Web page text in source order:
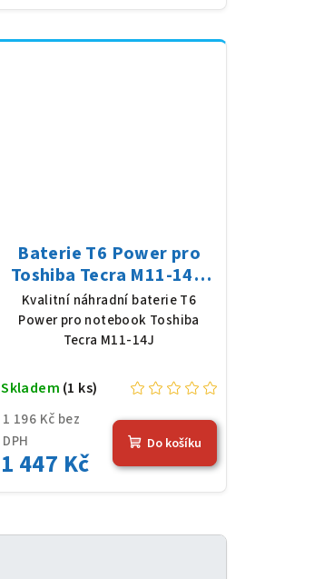
Baterie T6 Power pro
Toshiba Tecra M11-14J,
Li-Ion, 10,8 V, 5200 mAh
(56 Wh), černá
Kvalitní náhradní baterie T6
Power pro notebook Toshiba
Tecra M11-14J
1 196 Kč bez
DPH
1 447 Kč
Skladem (1 ks)
Do košíku